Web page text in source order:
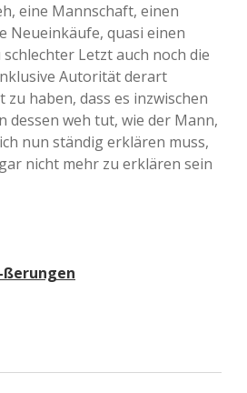
eine Mannschaft, einen
Neueinkäufe, quasi einen
Letzt auch noch die
Autorität derart
haben, dass es inzwischen
dessen weh tut, wie der Mann,
nun ständig erklären muss,
nicht mehr zu erklären sein
ßerungen